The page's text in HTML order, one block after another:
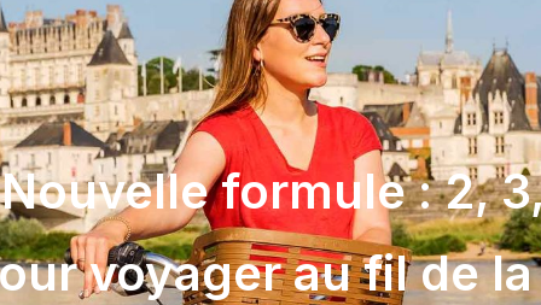
Nouvelle formule : 2,
voyager au fil de